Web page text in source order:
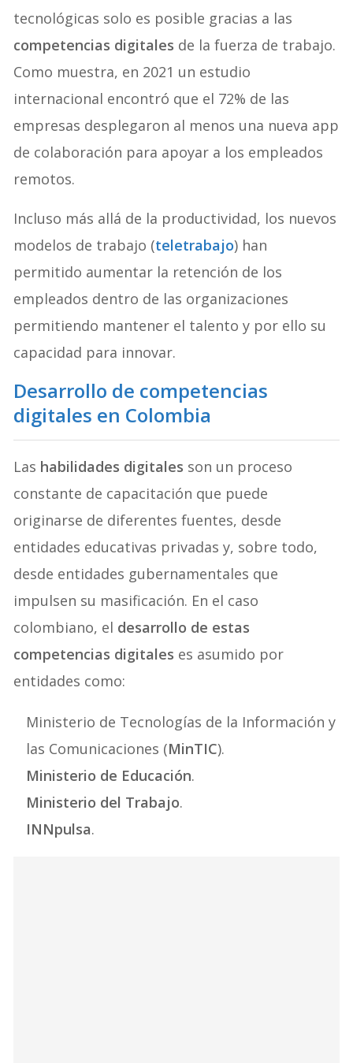
tecnológicas solo es posible gracias a las
competencias digitales de la fuerza de trabajo.
Como muestra, en 2021 un estudio
internacional encontró que el 72% de las
empresas desplegaron al menos una nueva app
de colaboración para apoyar a los empleados
remotos.
Incluso más allá de la productividad, los nuevos
modelos de trabajo (teletrabajo) han
permitido aumentar la retención de los
empleados dentro de las organizaciones
permitiendo mantener el talento y por ello su
capacidad para innovar.
Desarrollo de competencias
digitales en Colombia
Las habilidades digitales son un proceso
constante de capacitación que puede
originarse de diferentes fuentes, desde
entidades educativas privadas y, sobre todo,
desde entidades gubernamentales que
impulsen su masificación. En el caso
colombiano, el desarrollo de estas
competencias digitales es asumido por
entidades como:
Ministerio de Tecnologías de la Información y
las Comunicaciones (MinTIC).
Ministerio de Educación.
Ministerio del Trabajo.
INNpulsa.